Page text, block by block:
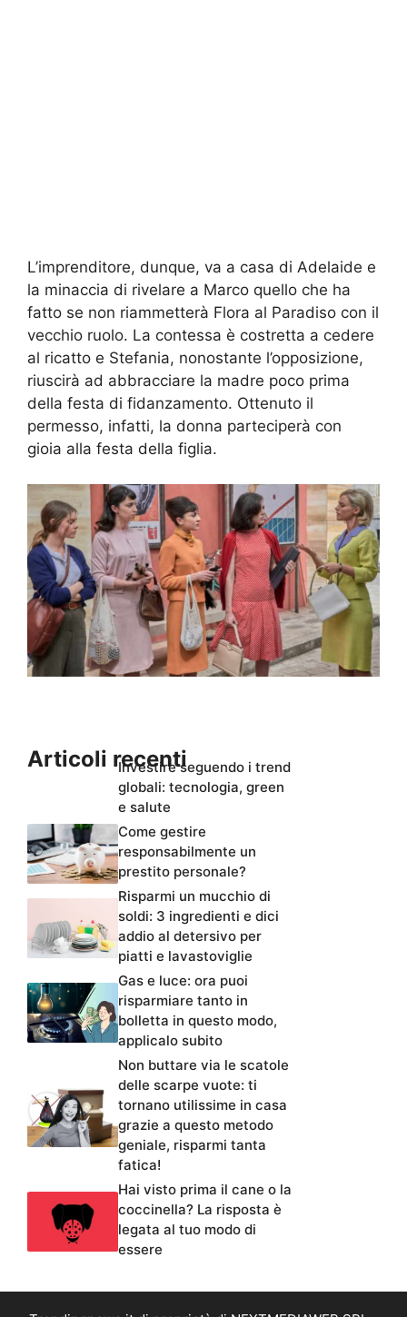
L’imprenditore, dunque, va a casa di Adelaide e
la minaccia di rivelare a Marco quello che ha
fatto se non riammetterà Flora al Paradiso con il
vecchio ruolo. La contessa è costretta a cedere
al ricatto e Stefania, nonostante l’opposizione,
riuscirà ad abbracciare la madre poco prima
della festa di fidanzamento. Ottenuto il
permesso, infatti, la donna parteciperà con
gioia alla festa della figlia.
Articoli recentiInvestire seguendo i trend
globali: tecnologia, green
e salute
Come gestire
responsabilmente un
prestito personale?
Risparmi un mucchio di
soldi: 3 ingredienti e dici
addio al detersivo per
piatti e lavastoviglie
Gas e luce: ora puoi
risparmiare tanto in
bolletta in questo modo,
applicalo subito
Non buttare via le scatole
delle scarpe vuote: ti
tornano utilissime in casa
grazie a questo metodo
geniale, risparmi tanta
fatica!
Hai visto prima il cane o la
coccinella? La risposta è
legata al tuo modo di
essere